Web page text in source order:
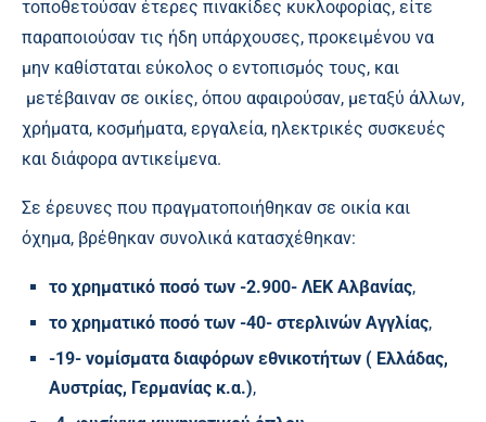
τοποθετούσαν έτερες πινακίδες κυκλοφορίας, είτε
παραποιούσαν τις ήδη υπάρχουσες, προκειμένου να
μην καθίσταται εύκολος ο εντοπισμός τους, και
μετέβαιναν σε οικίες, όπου αφαιρούσαν, μεταξύ άλλων,
χρήματα, κοσμήματα, εργαλεία, ηλεκτρικές συσκευές
και διάφορα αντικείμενα.
Σε έρευνες που πραγματοποιήθηκαν σε οικία και
όχημα, βρέθηκαν συνολικά κατασχέθηκαν:
το χρηματικό ποσό των -2.900- ΛΕΚ Αλβανίας,
το χρηματικό ποσό των -40- στερλινών Αγγλίας,
-19- νομίσματα διαφόρων εθνικοτήτων ( Ελλάδας,
Αυστρίας, Γερμανίας κ.α.),